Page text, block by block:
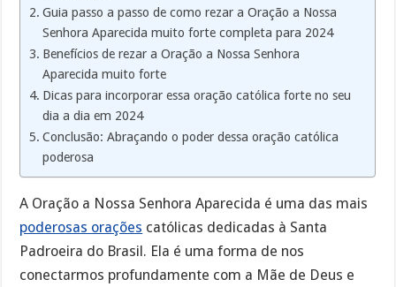
Guia passo a passo de como rezar a Oração a Nossa
Senhora Aparecida muito forte completa para 2024
Benefícios de rezar a Oração a Nossa Senhora
Aparecida muito forte
Dicas para incorporar essa oração católica forte no seu
dia a dia em 2024
Conclusão: Abraçando o poder dessa oração católica
poderosa
A Oração a Nossa Senhora Aparecida é uma das mais
poderosas orações católicas dedicadas à Santa
Padroeira do Brasil. Ela é uma forma de nos
conectarmos profundamente com a Mãe de Deus e